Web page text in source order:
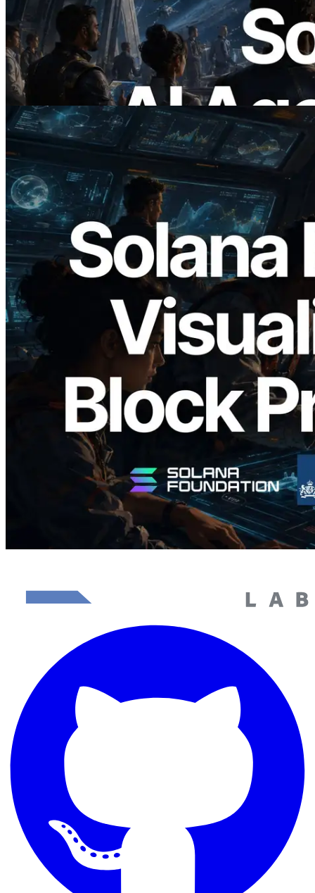
ERPC Meluncurkan Solana RPC
Berbasis x402 — Era AI Agent
Membayar API yang Dibutuhkan Secara
On Demand
Baca artikel ini
2026.05.24
Validators Solutions Meluncurkan Solana
Block Analyzer — Memvisualisasikan
Waktu Produksi Blok per Slot dan
Validator yang Ditugaskan